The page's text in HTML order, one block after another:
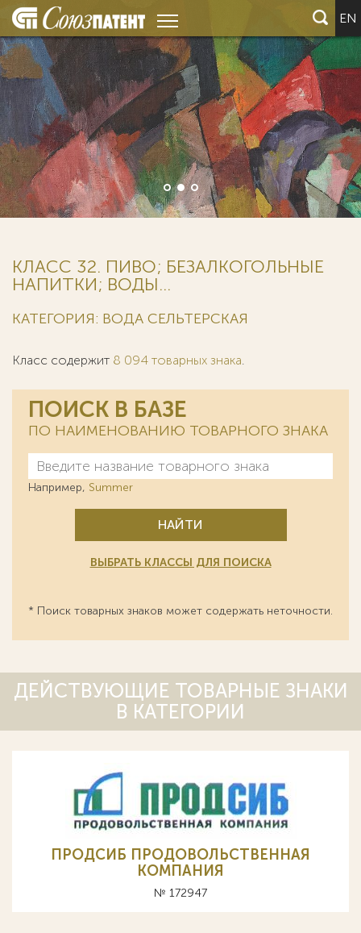
EN
КЛАСС 32. ПИВО; БЕЗАЛКОГОЛЬНЫЕ
НАПИТКИ; ВОДЫ...
КАТЕГОРИЯ: ВОДА СЕЛЬТЕРСКАЯ
Класс содержит 8 094 товарных знака.
ПОИСК В БАЗЕ
ПО НАИМЕНОВАНИЮ ТОВАРНОГО ЗНАКА
Например, Summer
НАЙТИ
ВЫБРАТЬ КЛАССЫ ДЛЯ ПОИСКА
* Поиск товарных знаков может содержать неточности.
ДЕЙСТВУЮЩИЕ ТОВАРНЫЕ ЗНАКИ
В КАТЕГОРИИ
ПРОДСИБ ПРОДОВОЛЬСТВЕННАЯ
КОМПАНИЯ
№ 172947